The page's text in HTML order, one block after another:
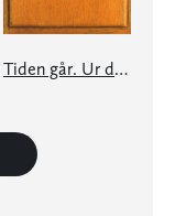
Tiden går. Ur det stora kartoteket